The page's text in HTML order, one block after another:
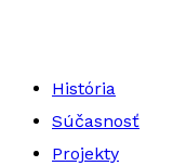
História
Súčasnosť
Projekty